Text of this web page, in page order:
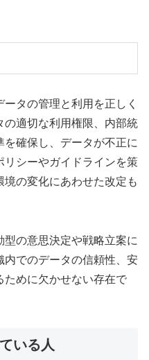
タの管理と利用を正しく
適切な利用権限、内部統
確保し、データが不正に
シーやガイドラインを策
の変化にあわせた改定も
の意思決定や戦略立案に
でのデータの信頼性、安
ために欠かせない存在で
いる人